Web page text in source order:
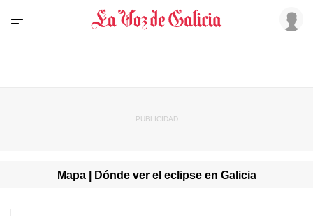
Mapa | Dónde ver el eclipse en Galicia